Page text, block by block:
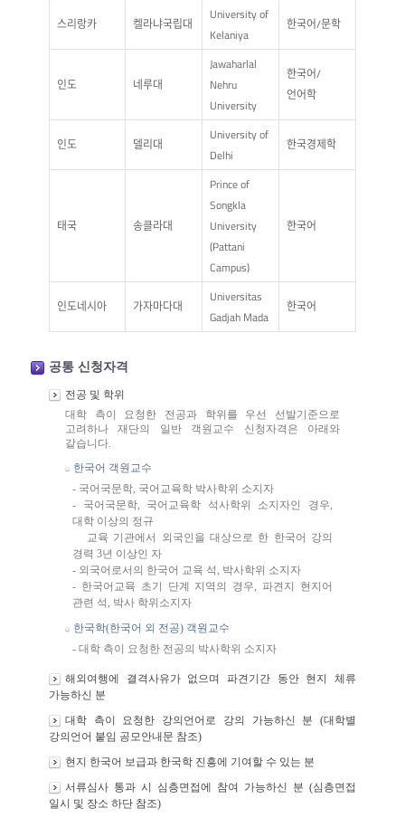
스리랑카 켈라냐국립대
University of
Kelaniya
한국어/문학
인도 네루대
Jawaharlal
Nehru
University
한국어/
언어학
인도 델리대
University of
Delhi
한국경제학
태국 송클라대
Prince of
Songkla
University
(Pattani
Campus)
한국어
인도네시아 가자마다대
Universitas
Gadjah Mada
한국어
공통 신청자격
전공 및 학위
대학 측이 요청한 전공과 학위를 우선 선발기준으로
고려하나 재단의 일반 객원교수 신청자격은 아래와
같습니다.
한국어 객원교수
- 국어국문학, 국어교육학 박사학위 소지자
- 국어국문학, 국어교육학 석사학위 소지자인 경우,
대학 이상의 정규
교육 기관에서 외국인을 대상으로 한 한국어 강의
경력 3년 이상인 자
- 외국어로서의 한국어 교육 석, 박사학위 소지자
- 한국어교육 초기 단계 지역의 경우, 파견지 현지어
관련 석, 박사 학위소지자
한국학(한국어 외 전공) 객원교수
- 대학 측이 요청한 전공의 박사학위 소지자
해외여행에 결격사유가 없으며 파견기간 동안 현지 체류
가능하신 분
대학 측이 요청한 강의언어로 강의 가능하신 분 (대학별
강의언어 붙임 공모안내문 참조)
현지 한국어 보급과 한국학 진흥에 기여할 수 있는 분
서류심사 통과 시 심층면접에 참여 가능하신 분 (심층면접
일시 및 장소 하단 참조)